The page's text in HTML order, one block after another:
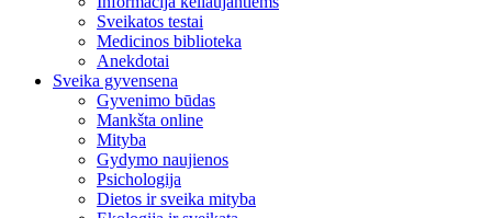
Sveikatos testai
Medicinos biblioteka
Anekdotai
Sveika gyvensena
Gyvenimo būdas
Mankšta online
Mityba
Gydymo naujienos
Psichologija
Dietos ir sveika mityba